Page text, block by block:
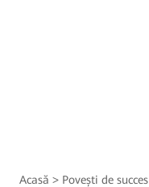
Acasă > Povești de succes